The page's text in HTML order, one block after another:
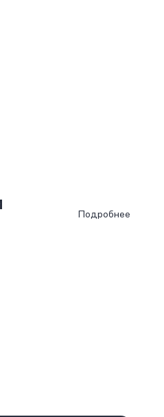
Подробнее